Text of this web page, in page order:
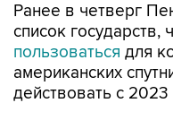
Ранее в четверг
список государств,
пользоваться для
американских
действовать с 2023